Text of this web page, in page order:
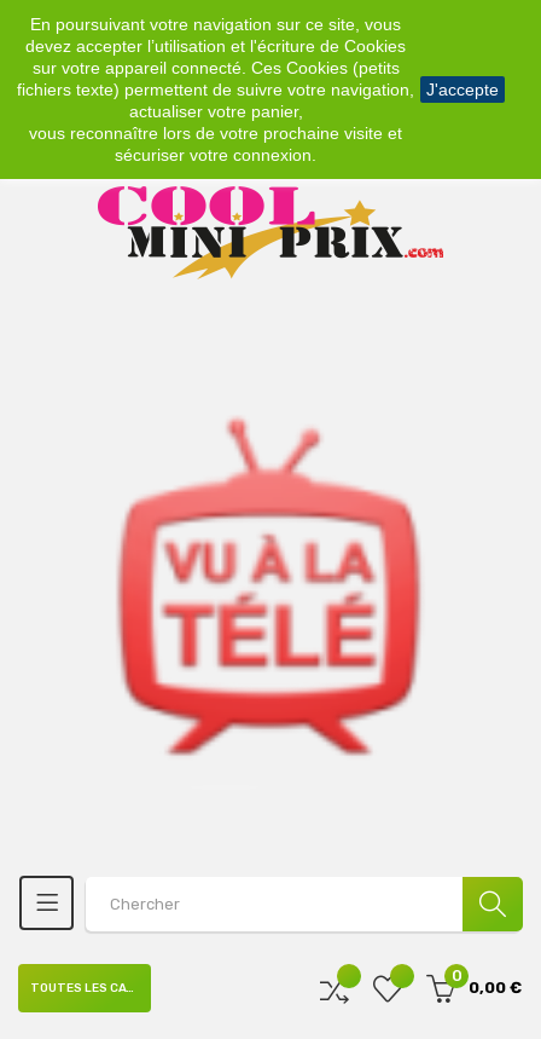
En poursuivant votre navigation sur ce site, vous
devez accepter l’utilisation et l'écriture de Cookies
sur votre appareil connecté. Ces Cookies (petits
fichiers texte) permettent de suivre votre navigation,
actualiser votre panier,
vous reconnaître lors de votre prochaine visite et
sécuriser votre connexion.
J'accepte
EUR
0
0,00 €
TOUTES LES CATÉGORIES